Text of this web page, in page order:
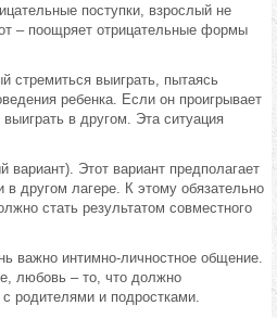
поступки, взрослый не
– поощряет отрицательные формы
стремиться выиграть, пытаясь
ребенка. Если он проигрывает
в другом. Эта ситуация
вариант). Этот вариант предполагает
другом лагере. К этому обязательно
стать результатом совместного
важно интимно-личностное общение.
любовь – то, что должно
родителями и подростками.